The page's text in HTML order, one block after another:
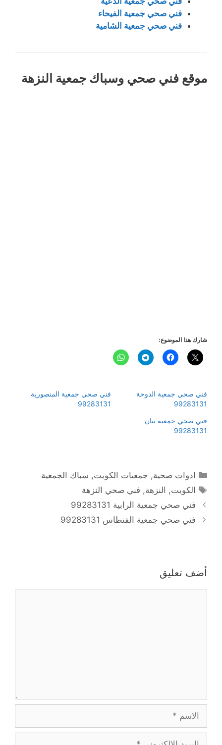
فني صحي جمعية الفيحاء
فني صحي جمعية الشامية
موقع فني صحي وسباك جمعية النزهة
شارك هذا الموضوع:
فني صحي جمعية الدوحة
99283131
فني صحي جمعية المنصورية
99283131
فني صحي جمعية بيان
99283131
التصنيفات
ادوات صحية, جمعيات الكويت, سباك الجمعية
الوسوم
الكويت, النزهة, فني صحي النزهة
فني صحي جمعية الرابية 99283131
فني صحي جمعية الفنطاس 99283131
أضف تعليق
الاسم
البريد